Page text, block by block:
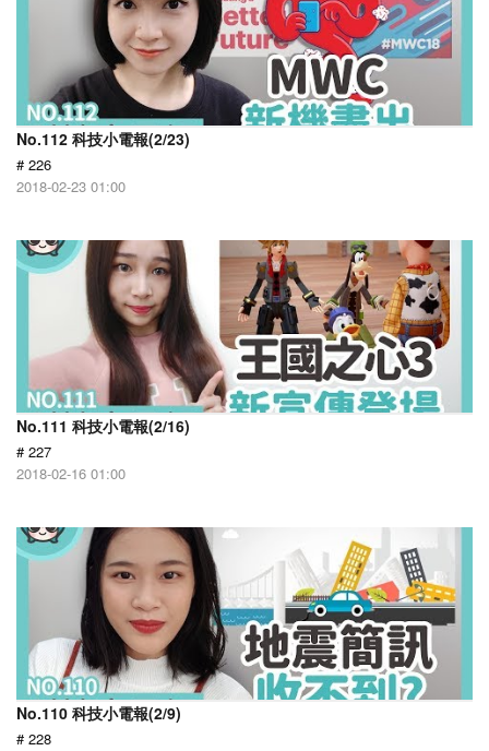
No.112 科技小電報(2/23)
# 226
2018-02-23 01:00
No.111 科技小電報(2/16)
# 227
2018-02-16 01:00
No.110 科技小電報(2/9)
# 228